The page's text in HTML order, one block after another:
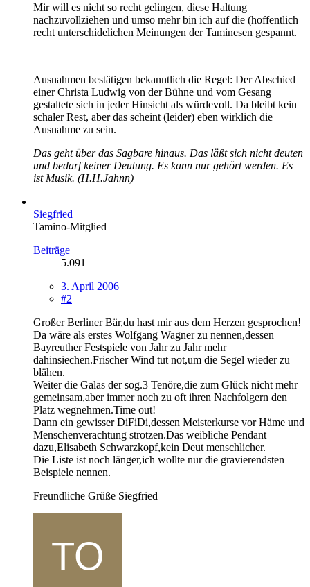
Mir will es nicht so recht gelingen, diese Haltung
nachzuvollziehen und umso mehr bin ich auf die (hoffentlich
recht unterschidelichen Meinungen der Taminesen gespannt.
Ausnahmen bestätigen bekanntlich die Regel: Der Abschied
einer Christa Ludwig von der Bühne und vom Gesang
gestaltete sich in jeder Hinsicht als würdevoll. Da bleibt kein
schaler Rest, aber das scheint (leider) eben wirklich die
Ausnahme zu sein.
Das geht über das Sagbare hinaus. Das läßt sich nicht deuten
und bedarf keiner Deutung. Es kann nur gehört werden. Es
ist Musik. (H.H.Jahnn)
Siegfried
Tamino-Mitglied
Beiträge
5.091
3. April 2006
#2
Großer Berliner Bär,du hast mir aus dem Herzen gesprochen!
Da wäre als erstes Wolfgang Wagner zu nennen,dessen
Bayreuther Festspiele von Jahr zu Jahr mehr
dahinsiechen.Frischer Wind tut not,um die Segel wieder zu
blähen.
Weiter die Galas der sog.3 Tenöre,die zum Glück nicht mehr
gemeinsam,aber immer noch zu oft ihren Nachfolgern den
Platz wegnehmen.Time out!
Dann ein gewisser DiFiDi,dessen Meisterkurse vor Häme und
Menschenverachtung strotzen.Das weibliche Pendant
dazu,Elisabeth Schwarzkopf,kein Deut menschlicher.
Die Liste ist noch länger,ich wollte nur die gravierendsten
Beispiele nennen.
Freundliche Grüße Siegfried